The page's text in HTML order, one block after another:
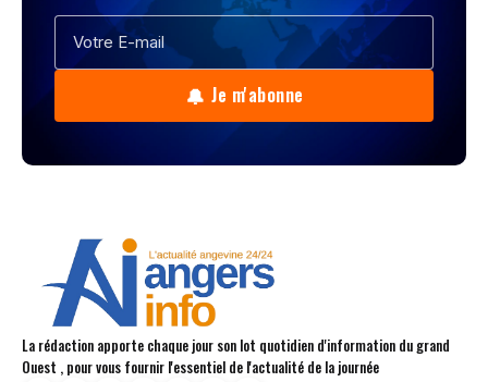
🔔 Je m'abonne
La rédaction apporte chaque jour son lot quotidien d'information du grand
Ouest , pour vous fournir l'essentiel de l'actualité de la journée